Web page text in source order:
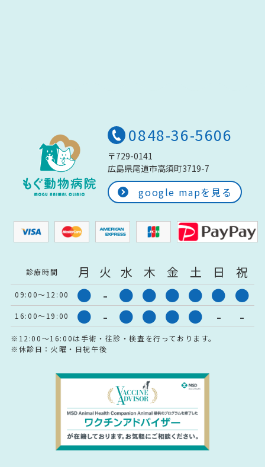
0848-36-5606
〒729-0141
広島県尾道市高須町3719-7
google mapを見る
診療時間 月 火 水 木 金 土 日 祝
09:00～12:00 ● - ● ● ● ● ● ●
16:00～19:00 ● - ● ● ● ● - -
※12:00～16:00は手術・往診・検査を行っております。
※休診日：火曜・日祝午後